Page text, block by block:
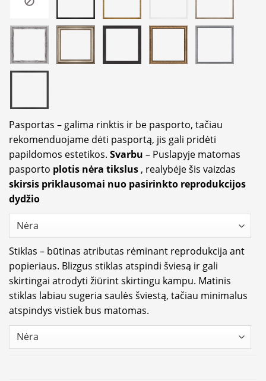
Pasportas – galima rinktis ir be pasporto, tačiau
rekomenduojame dėti pasportą, jis gali pridėti
papildomos estetikos. Svarbu – Puslapyje matomas
pasporto plotis nėra tikslus, realybėje šis vaizdas
skirsis priklausomai nuo pasirinkto reprodukcijos
dydžio
Stiklas – būtinas atributas rėminant reprodukcija ant
popieriaus. Blizgus stiklas atspindi šviesą ir gali
skirtingai atrodyti žiūrint skirtingu kampu. Matinis
stiklas labiau sugeria saulės šviestą, tačiau minimalus
atspindys vistiek bus matomas.